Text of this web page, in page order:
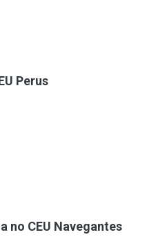
Perus
no CEU Navegantes